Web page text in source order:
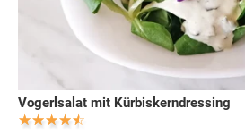
Vogerlsalat mit Kürbiskerndressing